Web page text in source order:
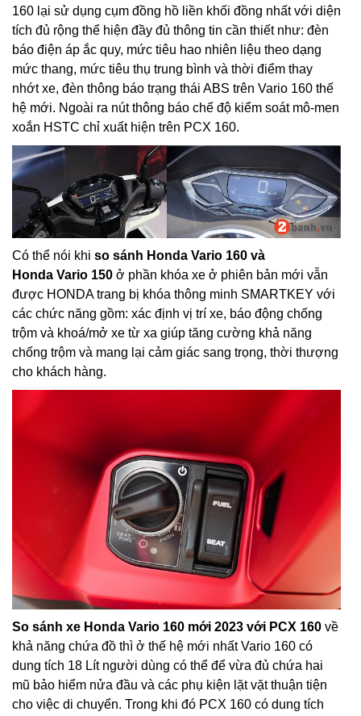
160 lại sử dụng cụm đồng hồ liền khối đồng nhất với diện
tích đủ rộng thể hiện đầy đủ thông tin cần thiết như: đèn
báo điện áp ắc quy, mức tiêu hao nhiên liệu theo dạng
mức thang, mức tiêu thụ trung bình và thời điểm thay
nhớt xe, đèn thông báo trạng thái ABS trên Vario 160 thế
hệ mới. Ngoài ra nút thông báo chế độ kiểm soát mô-men
xoắn HSTC chỉ xuất hiện trên PCX 160.
Có thể nói khi so sánh Honda Vario 160 và
Honda Vario 150 ở phần khóa xe ở phiên bản mới vẫn
được HONDA trang bị khóa thông minh SMARTKEY với
các chức năng gồm: xác định vị trí xe, báo động chống
trộm và khoá/mở xe từ xa giúp tăng cường khả năng
chống trộm và mang lại cảm giác sang trọng, thời thượng
cho khách hàng.
So sánh xe Honda Vario 160 mới 2023 với PCX 160 về
khả năng chứa đồ thì ở thế hệ mới nhất Vario 160 có
dung tích 18 Lít người dùng có thể để vừa đủ chứa hai
mũ bảo hiểm nửa đầu và các phụ kiện lặt vặt thuận tiện
cho việc di chuyển. Trong khi đó PCX 160 có dung tích